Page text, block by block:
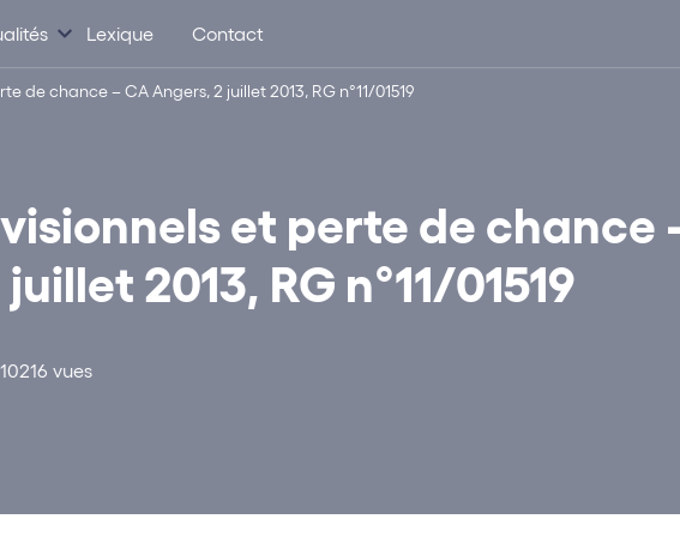
Lexique Contact
de chance – CA Angers, 2 juillet 2013, RG n°11/01519
et perte de chance
2013, RG n°11/01519
10216 vues